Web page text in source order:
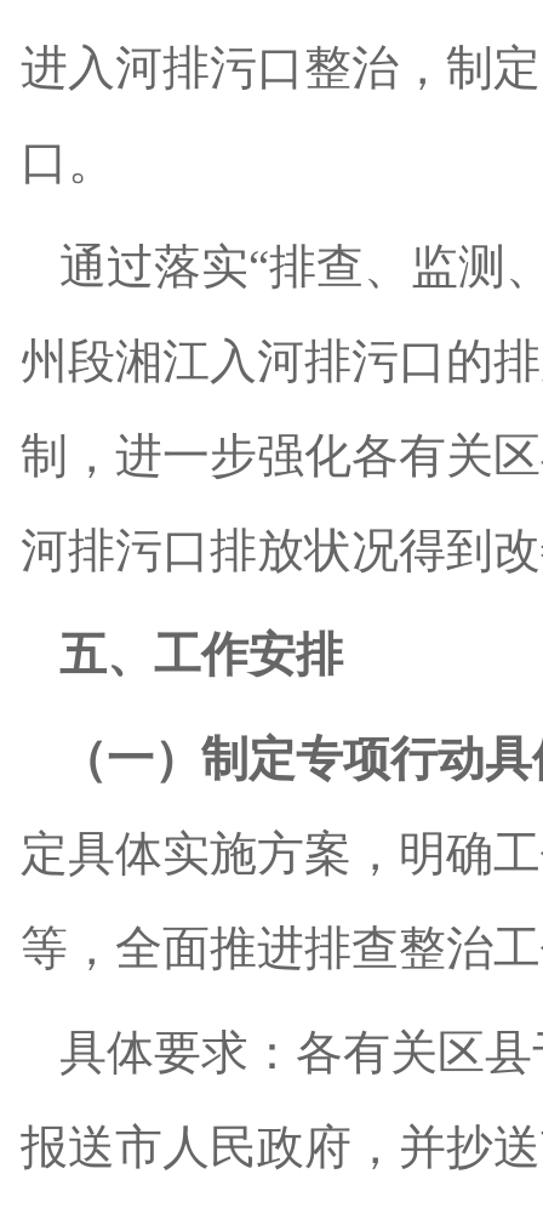
进入河排污口整治，制
口。
通过落实“排查、监测
州段湘江入河排污口的
制，进一步强化各有关
河排污口排放状况得到
五、工作安排
（一）制定专项行动
定具体实施方案，明确
等，全面推进排查整治
具体要求：各有关区县
报送市人民政府，并抄